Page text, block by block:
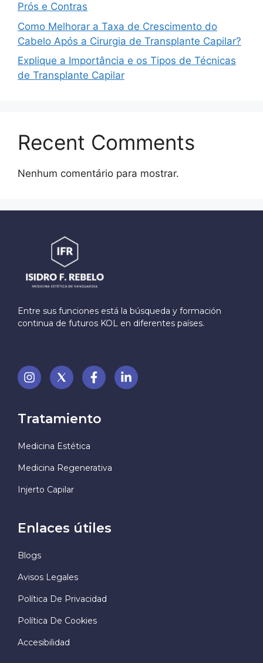
Prós e Contras
Como Melhorar a Taxa de Crescimento do
Cabelo Após a Cirurgia de Transplante Capilar?
Explique a Importância e os Tipos de Técnicas
de Transplante Capilar
Recent Comments
Nenhum comentário para mostrar.
Entre sus funciones está la búsqueda y formación
continua de futuros KOL en diferentes países.
Tratamiento
Medicina Estética
Medicina Regenerativa
Injerto Capilar
Enlaces útiles
Blogs
Avisos Legales
Política De Privacidad
Política De Cookies
Accesibilidad